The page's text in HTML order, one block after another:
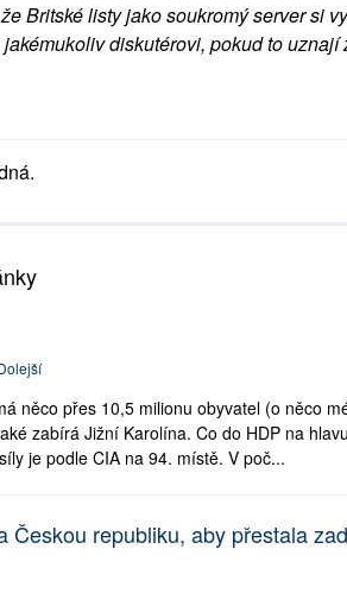
Britské listy jako soukromý server si
diskutérovi, pokud to uznají
něco přes 10,5 milionu obyvatel (o něco
zabírá Jižní Karolína. Co do HDP na
je podle CIA na 94. místě. V poč...
Českou republiku, aby přestala